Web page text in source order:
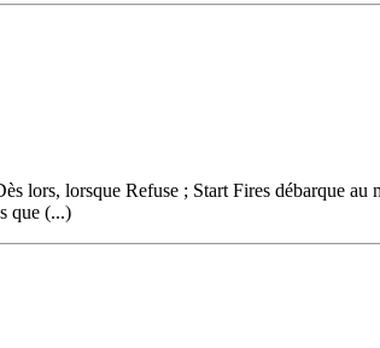
lors, lorsque Refuse ; Start Fires débarque au
que (...)